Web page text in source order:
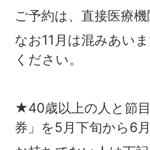
ご予約は、直接医療
なお11月は混みあい
ください。
★40歳以上の人と節
券」を5月下旬から6